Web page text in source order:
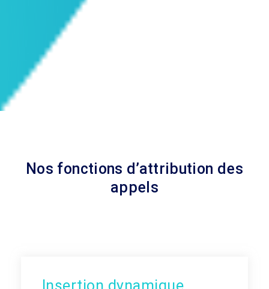
Nos fonctions d’attribution des
appels
Insertion dynamique